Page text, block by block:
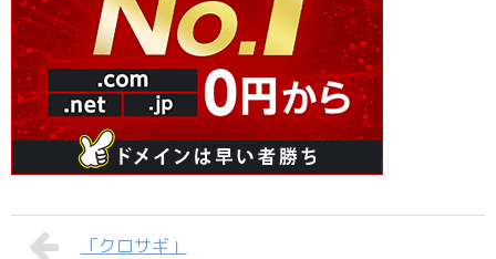
「クロサギ」